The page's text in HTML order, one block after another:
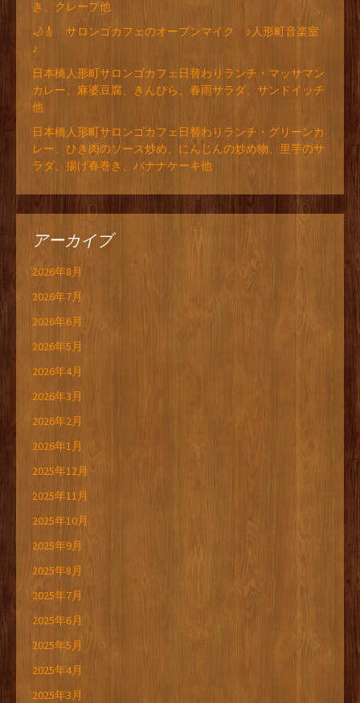
き、クレープ他
🌙🎸 サロンゴカフェのオープンマイク ♪人形町音楽室
♪
日本橋人形町サロンゴカフェ日替わりランチ・マッサマン
カレー、麻婆豆腐、きんぴら、春雨サラダ、サンドイッチ
他
日本橋人形町サロンゴカフェ日替わりランチ・グリーンカ
レー、ひき肉のソース炒め、にんじんの炒め物、里芋のサ
ラダ、揚げ春巻き、バナナケーキ他
アーカイブ
2026年8月
2026年7月
2026年6月
2026年5月
2026年4月
2026年3月
2026年2月
2026年1月
2025年12月
2025年11月
2025年10月
2025年9月
2025年8月
2025年7月
2025年6月
2025年5月
2025年4月
2025年3月